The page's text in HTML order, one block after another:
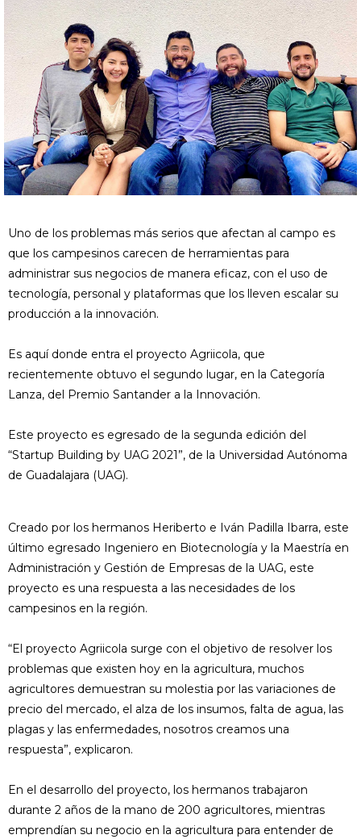
Uno de los problemas más serios que afectan al campo es
que los campesinos carecen de herramientas para
administrar sus negocios de manera eficaz, con el uso de
tecnología, personal y plataformas que los lleven escalar su
producción a la innovación.
Es aquí donde entra el proyecto Agriicola, que
recientemente obtuvo el segundo lugar, en la Categoría
Lanza, del Premio Santander a la Innovación.
Este proyecto es egresado de la segunda edición del
“Startup Building by UAG 2021”, de la Universidad Autónoma
de Guadalajara (UAG).
Creado por los hermanos Heriberto e Iván Padilla Ibarra, este
último egresado Ingeniero en Biotecnología y la Maestría en
Administración y Gestión de Empresas de la UAG, este
proyecto es una respuesta a las necesidades de los
campesinos en la región.
“El proyecto Agriicola surge con el objetivo de resolver los
problemas que existen hoy en la agricultura, muchos
agricultores demuestran su molestia por las variaciones de
precio del mercado, el alza de los insumos, falta de agua, las
plagas y las enfermedades, nosotros creamos una
respuesta”, explicaron.
En el desarrollo del proyecto, los hermanos trabajaron
durante 2 años de la mano de 200 agricultores, mientras
emprendían su negocio en la agricultura para entender de